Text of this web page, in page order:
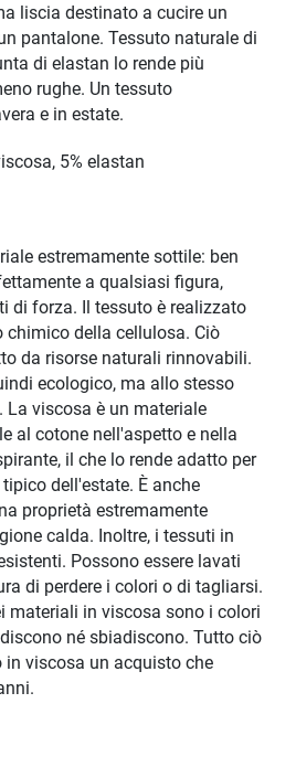
liscia destinato a cucire un
pantalone. Tessuto naturale di
di elastan lo rende più
rughe. Un tessuto
e in estate.
5% elastan
estremamente sottile: ben
a qualsiasi figura,
di forza. Il tessuto è realizzato
chimico della cellulosa. Ciò
da risorse naturali rinnovabili.
ecologico, ma allo stesso
La viscosa è un materiale
al cotone nell'aspetto e nella
il che lo rende adatto per
dell'estate. È anche
proprietà estremamente
calda. Inoltre, i tessuti in
Possono essere lavati
di perdere i colori o di tagliarsi.
materiali in viscosa sono i colori
né sbiadiscono. Tutto ciò
in viscosa un acquisto che